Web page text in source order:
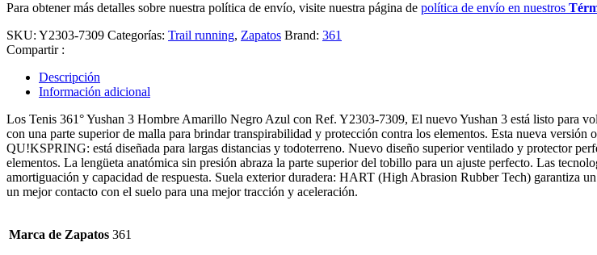
Para obtener más detalles sobre nuestra política de envío, visite nuestra página de política de envío en nuestros
SKU: Y2303-7309 Categorías: Trail running, Zapatos Brand: 361
Compartir :
Descripción
Información adicional
Los Tenis 361° Yushan 3 Hombre Amarillo Negro Azul con Ref. Y2303-7309, El nuevo Yushan 3 está listo para
con una parte superior de malla para brindar transpirabilidad y protección contra los elementos. Esta nueva
QU!KSPRING: está diseñada para largas distancias y todoterreno. Nuevo diseño superior ventilado y protector
elementos. La lengüeta anatómica sin presión abraza la parte superior del tobillo para un ajuste perfecto. Las
amortiguación y capacidad de respuesta. Suela exterior duradera: HART (High Abrasion Rubber Tech) garantiza
un mejor contacto con el suelo para una mejor tracción y aceleración.
Marca de Zapatos 361